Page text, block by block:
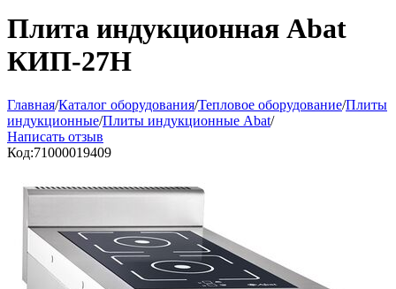
Плита индукционная Abat
КИП-27Н
Главная/Каталог оборудования/Тепловое оборудование/Плиты
индукционные/Плиты индукционные Abat/
Написать отзыв
Код:71000019409